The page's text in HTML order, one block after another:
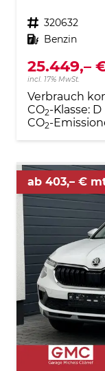
Fahrzeugnr. 320632
Kraftstoff Benzin
25.449,–
incl. 17% MwSt.
Verbrauch
CO2-Klasse: D
CO2-
ab 403,– €